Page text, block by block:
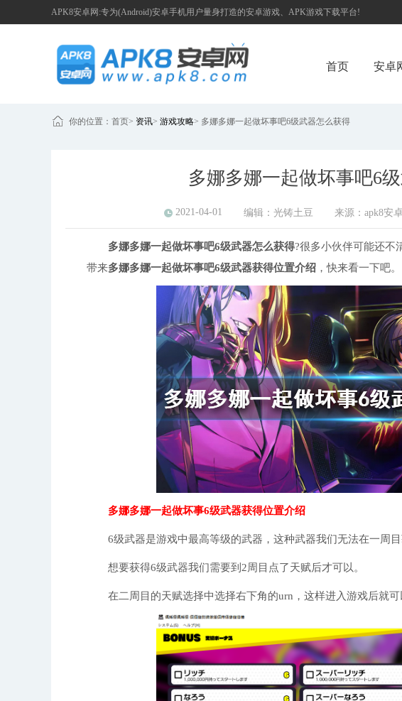
APK8安卓网:专为(Android)安卓手机用户量身打造的安卓游戏、APK游戏下载平台!
首页 安卓
你的位置： 首页> 资讯> 游戏攻略> 多娜多娜一起做坏事吧6级武器怎么获得
多娜多娜一起做坏事吧6
2021-04-01 编辑： 光铸土豆 来源： apk8安
多娜多娜一起做坏事吧6级武器怎么获得?很多小伙伴可能还不
带来多娜多娜一起做坏事吧6级武器获得位置介绍 ，快来看一下吧。
多娜多娜一起做坏事6级武器获得位置介绍
6级武器是游戏中最高等级的武器，这种武器我们无法在一周目
想要获得6级武器我们需要到2周目点了天赋后才可以。
在二周目的天赋选择中选择右下角的urn，这样进入游戏后就可